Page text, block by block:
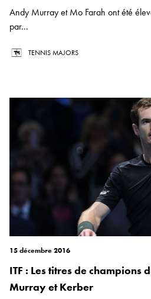
Andy Murray et Mo Farah ont été
par...
TENNIS MAJORS
15 décembre 2016
ITF : Les titres de champions
Murray et Kerber